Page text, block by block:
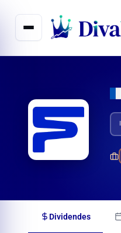
contenu
Dividendes